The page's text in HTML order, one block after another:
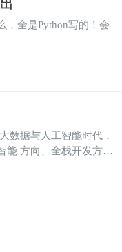
，全是Python写的！会
能 方向、全栈开发方